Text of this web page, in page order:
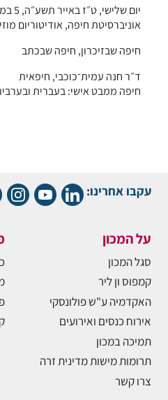
יום שלישי, ט״ז באייר תשע״ה, 5 במאי 2015 ,
אוניברסיטת חיפה, אודיטוריום
חיפה שבזיכרון, חיפה שבכתב
ד״ר חנה עמית־כוכבי, חיפאית
חיפה ממבט אישי: בעברית
עקבו אחרינו:
על המכון
סגל המכון
קמפוס ון ליר
האקדמיה ע"ש פולונסקי
אירוח כנסים ואירועים
תמיכה במכון
תרומות מישות מדינית זרה
צרו קשר